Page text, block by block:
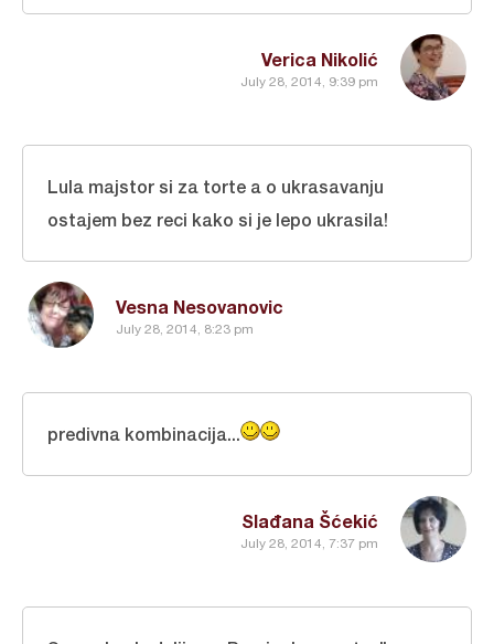
Verica Nikolić
July 28, 2014, 9:39 pm
Vesna Nesovanovic
July 28, 2014, 8:23 pm
Lula majstor si za torte a o ukrasavanju
ostajem bez reci kako si je lepo ukrasila!
Slađana Šćekić
July 28, 2014, 7:37 pm
predivna kombinacija...